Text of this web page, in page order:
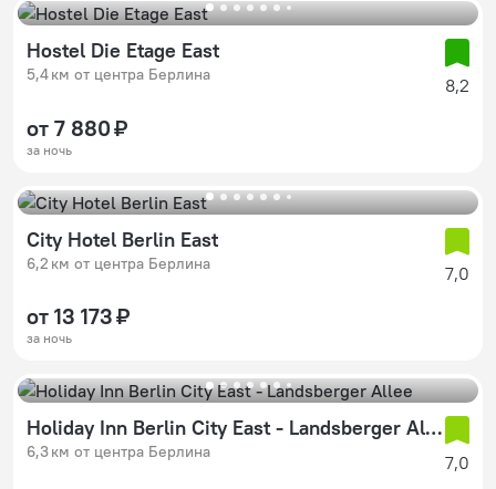
Hostel Die Etage East
5,4 км от центра Берлина 8,2
от 7 880 ₽
за ночь
City Hotel Berlin East
6,2 км от центра Берлина 7,0
от 13 173 ₽
за ночь
Holiday Inn Berlin City East - Landsberger Allee
6,3 км от центра Берлина 7,0